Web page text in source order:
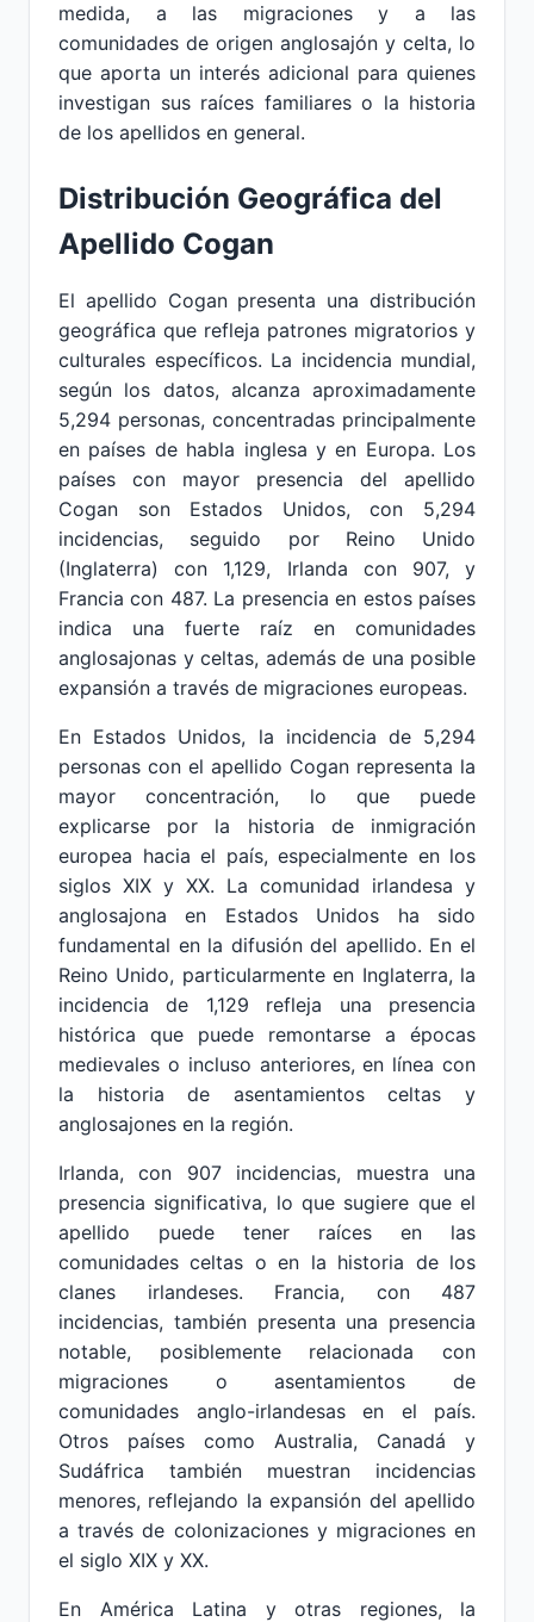
medida, a las migraciones y a las
comunidades de origen anglosajón y celta, lo
que aporta un interés adicional para quienes
investigan sus raíces familiares o la historia
de los apellidos en general.
Distribución Geográfica del
Apellido Cogan
El apellido Cogan presenta una distribución
geográfica que refleja patrones migratorios y
culturales específicos. La incidencia mundial,
según los datos, alcanza aproximadamente
5,294 personas, concentradas principalmente
en países de habla inglesa y en Europa. Los
países con mayor presencia del apellido
Cogan son Estados Unidos, con 5,294
incidencias, seguido por Reino Unido
(Inglaterra) con 1,129, Irlanda con 907, y
Francia con 487. La presencia en estos países
indica una fuerte raíz en comunidades
anglosajonas y celtas, además de una posible
expansión a través de migraciones europeas.
En Estados Unidos, la incidencia de 5,294
personas con el apellido Cogan representa la
mayor concentración, lo que puede
explicarse por la historia de inmigración
europea hacia el país, especialmente en los
siglos XIX y XX. La comunidad irlandesa y
anglosajona en Estados Unidos ha sido
fundamental en la difusión del apellido. En el
Reino Unido, particularmente en Inglaterra, la
incidencia de 1,129 refleja una presencia
histórica que puede remontarse a épocas
medievales o incluso anteriores, en línea con
la historia de asentamientos celtas y
anglosajones en la región.
Irlanda, con 907 incidencias, muestra una
presencia significativa, lo que sugiere que el
apellido puede tener raíces en las
comunidades celtas o en la historia de los
clanes irlandeses. Francia, con 487
incidencias, también presenta una presencia
notable, posiblemente relacionada con
migraciones o asentamientos de
comunidades anglo-irlandesas en el país.
Otros países como Australia, Canadá y
Sudáfrica también muestran incidencias
menores, reflejando la expansión del apellido
a través de colonizaciones y migraciones en
el siglo XIX y XX.
En América Latina y otras regiones, la